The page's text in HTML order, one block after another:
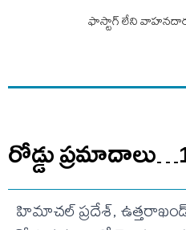
ఫాస్టాగ్‌ లేని
రోడ్డు
హిమాచల్ ప్రదేశ్,